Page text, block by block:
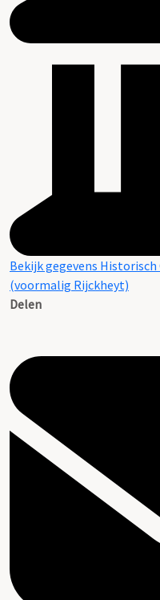
Bekijk gegevens
(voormalig Rijckheyt)
Delen